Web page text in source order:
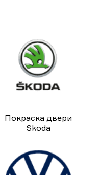
Покраска двери
Skoda